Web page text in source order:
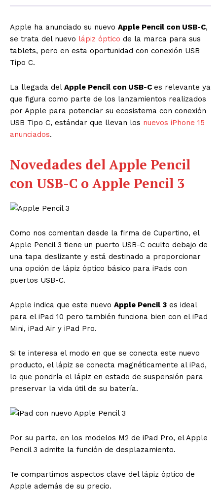
Apple ha anunciado su nuevo Apple Pencil con USB-C,
se trata del nuevo lápiz óptico de la marca para sus
tablets, pero en esta oportunidad con conexión USB
Tipo C.
La llegada del Apple Pencil con USB-C es relevante ya
que figura como parte de los lanzamientos realizados
por Apple para potenciar su ecosistema con conexión
USB Tipo C, estándar que llevan los nuevos iPhone 15
anunciados.
Novedades del Apple Pencil
con USB-C o Apple Pencil 3
Como nos comentan desde la firma de Cupertino, el
Apple Pencil 3 tiene un puerto USB-C oculto debajo de
una tapa deslizante y está destinado a proporcionar
una opción de lápiz óptico básico para iPads con
puertos USB-C.
Apple indica que este nuevo Apple Pencil 3 es ideal
para el iPad 10 pero también funciona bien con el iPad
Mini, iPad Air y iPad Pro.
Si te interesa el modo en que se conecta este nuevo
producto, el lápiz se conecta magnéticamente al iPad,
lo que pondría el lápiz en estado de suspensión para
preservar la vida útil de su batería.
Por su parte, en los modelos M2 de iPad Pro, el Apple
Pencil 3 admite la función de desplazamiento.
Te compartimos aspectos clave del lápiz óptico de
Apple además de su precio.